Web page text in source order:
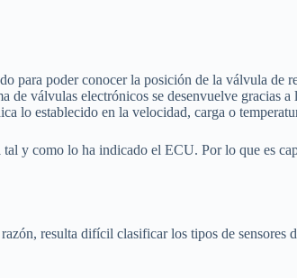
para poder conocer la posición de la válvula de
válvulas electrónicos se desenvuelve gracias
lo establecido en la velocidad, carga o
tal y como lo ha indicado el ECU. Por lo que es
resulta difícil clasificar los tipos de sensores